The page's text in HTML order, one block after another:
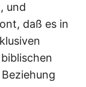
und
daß es in